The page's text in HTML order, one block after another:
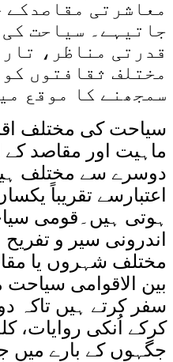
معاشرتی مقاصدکے
جاتیہے۔ سیاحت
قدرتی مناظر،
مختلف ثقافتوں
سمجھنے کا موقع
سیاحت کی مختلف
ماہیت اور مقاصد
دوسرے سے مختلف
اعتبارسے تقریباً
ہوتی ہیں۔قومی
اندرونی سیر و
مختلف شہروں یا
بین الاقوامی
سفر کرتے ہیں تاکہ
کرکے اُنکی روایات،
جگہوں کے بارے میں